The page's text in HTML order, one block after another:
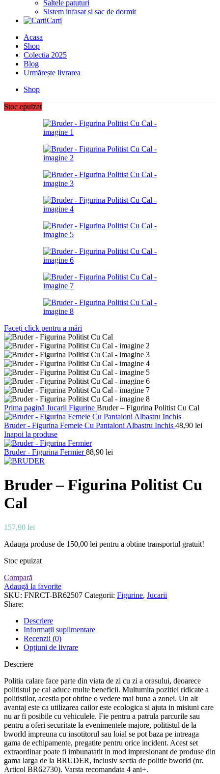
Saltele patuturi
Sistem infasat si sac de dormit
Carti
Acasa
Shop
Colectia 2025
Blog
Urmărește livrarea
Shop
Stoc epuizat
Faceți click pentru a mări
Prima pagină Jucarii Figurine Bruder – Figurina Politist Cu Cal
Bruder - Figurina Femeie Cu Pantaloni Albastru Inchis 48,90 lei
Inapoi la produse
Bruder - Figurina Fermier88,90 lei
Bruder – Figurina Politist Cu
Cal
157,90 lei
Adauga produse de 150,00 lei pentru a obtine transportul gratuit!
Stoc epuizat
Compară
Adaugă la favorite
SKU: FNRCT-BR62507 Categorii: Figurine, Jucarii
Share:
Descriere
Informații suplimentare
Recenzii (0)
Opțiuni de livrare
Descriere
Politia calare face parte din viata de zi cu zi a orasului, deoarece
politistul pe cal aduce multe beneficii. Multumita pozitiei ridicate a
politistilor, acestia pot obtine o vedere mai buna a zonei. Un alt
avantaj este ca utilizarea cailor este ecologica si ajuta in misiuni care
nu ar fi posibile cu vehiculele. Fie pentru a patrula parcurile sau
pentru a oferi securitate la evenimentele majore, politistul de la
bworld impreuna cu insotitorul sau loial se pot baza pe intreaga
gama de echipamente, pregatite pentru orice incident. Acest set
extraordinar poate fi imbunatatit in mod impresionant de produse din
gama larga de la BRUDER, inclusiv sectia de politie bworld (nr.
Articol BR62730). Varsta recomandata 4 ani+.